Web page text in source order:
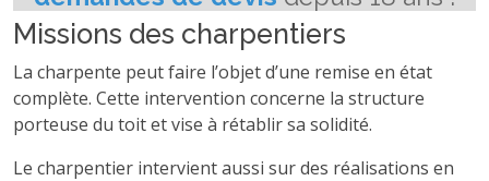
Missions des charpentiers
La charpente peut faire l’objet d’une remise en état
complète. Cette intervention concerne la structure
porteuse du toit et vise à rétablir sa solidité.
Le charpentier intervient aussi sur des réalisations en